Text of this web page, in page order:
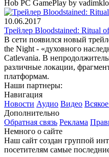
Hob PC GamePlay by
10.06.2017
Трейлер Bloodstained: Ritual
В сети появился новый
the Night - «духовного
Catlevania. В
различные локации,
платформам.
Наши партнеры:
Навигация
Новости Аудио Видео Всякое
Дополнительно
Обратная связь Реклама
Немного о сайте
Наш сайт создан группой
посетителям самые